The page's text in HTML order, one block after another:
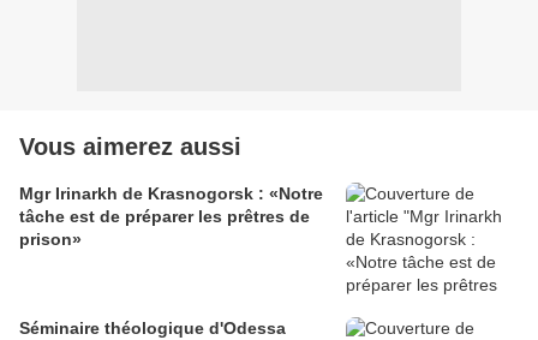
Vous aimerez aussi
Mgr Irinarkh de Krasnogorsk : «Notre
tâche est de préparer les prêtres de
prison»
Séminaire théologique d'Odessa